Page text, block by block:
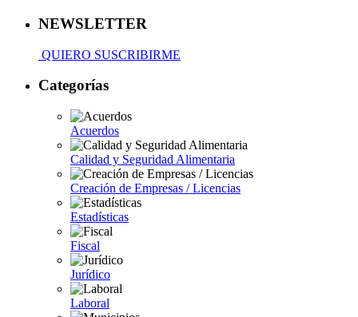
NEWSLETTER
QUIERO SUSCRIBIRME
Categorías
Acuerdos
Calidad y Seguridad Alimentaria
Creación de Empresas / Licencias
Estadísticas
Fiscal
Jurídico
Laboral